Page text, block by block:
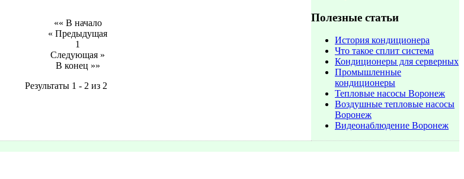
«« В начало
« Предыдущая
1
Следующая »
В конец »»
Результаты 1 - 2 из 2
Полезные статьи
История кондиционера
Что такое сплит система
Кондиционеры для серверных
Промышленные
кондиционеры
Тепловые насосы Воронеж
Воздушные тепловые насосы
Воронеж
Видеонаблюдение Воронеж